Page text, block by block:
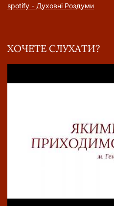
spotify - Духовні Роздуми
ХОЧЕТЕ СЛУХАТИ?